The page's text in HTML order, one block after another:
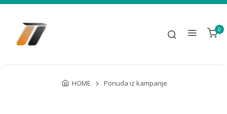
0
HOME Ponuda iz kampanje